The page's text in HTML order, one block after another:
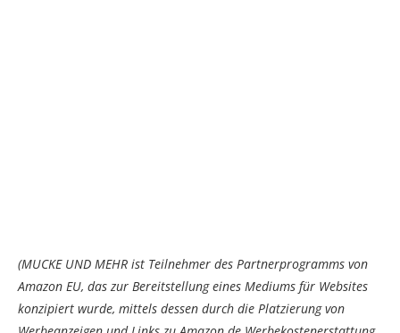
(MUCKE UND MEHR ist Teilnehmer des Partnerprogramms von
Amazon EU, das zur Bereitstellung eines Mediums für Websites
konzipiert wurde, mittels dessen durch die Platzierung von